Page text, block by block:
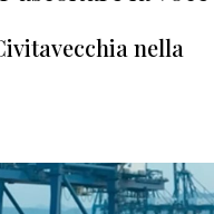
nella